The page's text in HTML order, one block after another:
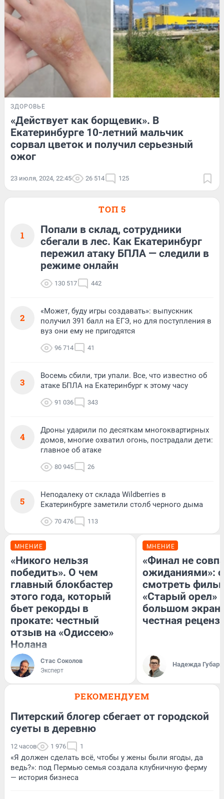
ЗДОРОВЬЕ
«Действует как борщевик». В
Екатеринбурге 10-летний мальчик
сорвал цветок и получил серьезный
ожог
23 июля, 2024, 22:45 26 514 125
ТОП 5
1
Попали в склад, сотрудники
сбегали в лес. Как Екатеринбург
пережил атаку БПЛА — следили в
режиме онлайн
130 517 442
2
«Может, буду игры создавать»: выпускник
получил 391 балл на ЕГЭ, но для поступления в
вуз они ему не пригодятся
96 714 41
3
Восемь сбили, три упали. Все, что известно об
атаке БПЛА на Екатеринбург к этому часу
91 036 343
4
Дроны ударили по десяткам многоквартирных
домов, многие охватил огонь, пострадали дети:
главное об атаке
80 945 26
5
Неподалеку от склада Wildberries в
Екатеринбурге заметили столб черного дыма
70 476 113
МНЕНИЕ
«Никого нельзя
победить». О чем
главный блокбастер
этого года, который
бьет рекорды в
прокате: честный
отзыв на «Одиссею»
Нолана
Стас Соколов
Эксперт
МНЕНИЕ
«Финал не
ожиданиями»:
смотреть
«Старый орел»
большом
честная
Надежда Губарь
РЕКОМЕНДУЕМ
Питерский блогер сбегает от городской
суеты в деревню
12 часов 1 976 1
«Я должен сделать всё, чтобы у жены были ягоды, да
ведь?»: под Пермью семья создала клубничную ферму
— история бизнеса